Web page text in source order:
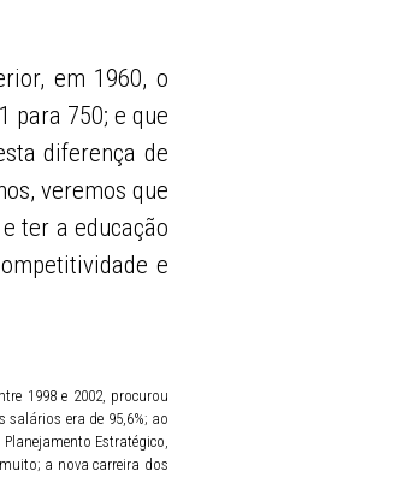
em 1960, o
para 750; e que
diferença de
veremos que
ter a educação
e
1998 e 2002, procurou
era de 95,6%; ao
Estratégico,
a nova carreira dos